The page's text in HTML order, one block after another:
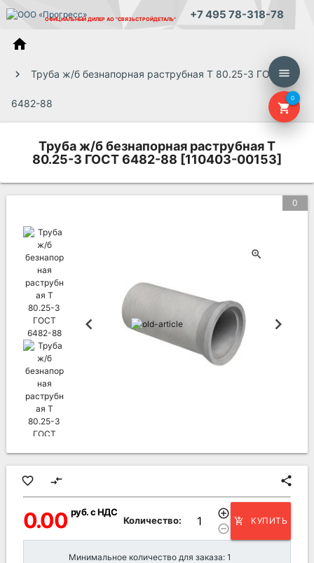
ОФИЦИАЛЬНЫЙ ДИЛЕР АО "СВЯЗЬСТРОЙДЕТАЛЬ" +7 495 78-318-78
menu
shopping_cart
0
home
Труба ж/б безнапорная раструбная Т 80.25-3 ГОСТ
6482-88
Труба ж/б безнапорная раструбная Т
80.25-3 ГОСТ 6482-88 [110403-00153]
0
favorite_border compare_arrows share
0.00 руб. с НДС
Количество:
add_circle_outline
remove_circle_outline
add_shopping_cart КУПИТЬ
Минимальное количество для заказа: 1